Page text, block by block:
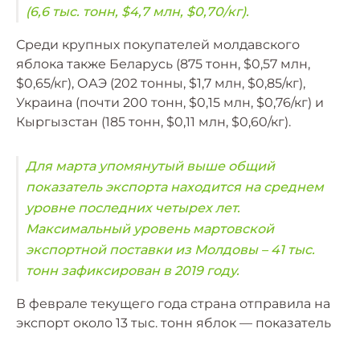
(6,6 тыс. тонн, $4,7 млн, $0,70/кг).
Среди крупных покупателей молдавского
яблока также Беларусь (875 тонн, $0,57 млн,
$0,65/кг), ОАЭ (202 тонны, $1,7 млн, $0,85/кг),
Украина (почти 200 тонн, $0,15 млн, $0,76/кг) и
Кыргызстан (185 тонн, $0,11 млн, $0,60/кг).
Для марта упомянутый выше общий
показатель экспорта находится на среднем
уровне последних четырех лет.
Максимальный уровень мартовской
экспортной поставки из Молдовы – 41 тыс.
тонн зафиксирован в 2019 году.
В феврале текущего года страна отправила на
экспорт около 13 тыс. тонн яблок — показатель